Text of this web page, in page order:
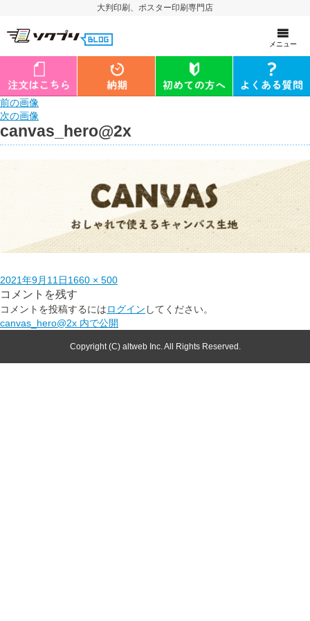
大判印刷、ポスター印刷専門店
メニュー
前の画像
次の画像
canvas_hero@2x
2021年9月11日1660 × 500
コメントを残す
コメントを投稿するにはログイン してください。
canvas_hero@2x 内で公開
Copyright (C) altweb Inc. All Rights Reserved.